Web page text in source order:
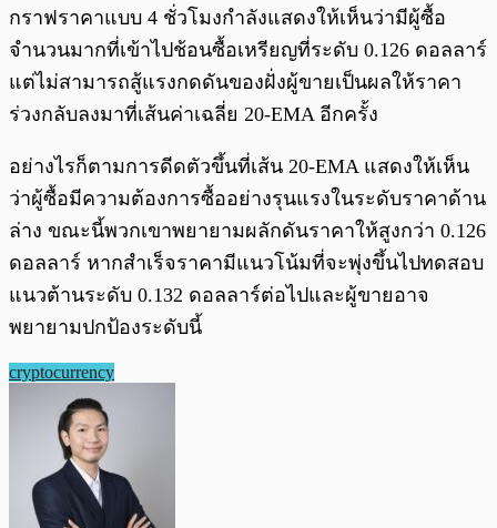
กราฟราคาแบบ 4 ชั่วโมงกำลังแสดงให้เห็นว่ามีผู้ซื้อ
จำนวนมากที่เข้าไปช้อนซื้อเหรียญที่ระดับ 0.126 ดอลลาร์
แต่ไม่สามารถสู้แรงกดดันของฝั่งผู้ขายเป็นผลให้ราคา
ร่วงกลับลงมาที่เส้นค่าเฉลี่ย 20-EMA อีกครั้ง
อย่างไรก็ตามการดีดตัวขึ้นที่เส้น 20-EMA แสดงให้เห็น
ว่าผู้ซื้อมีความต้องการซื้ออย่างรุนแรงในระดับราคาด้าน
ล่าง ขณะนี้พวกเขาพยายามผลักดันราคาให้สูงกว่า 0.126
ดอลลาร์ หากสำเร็จราคามีแนวโน้มที่จะพุ่งขึ้นไปทดสอบ
แนวต้านระดับ 0.132 ดอลลาร์ต่อไปและผู้ขายอาจ
พยายามปกป้องระดับนี้
cryptocurrency